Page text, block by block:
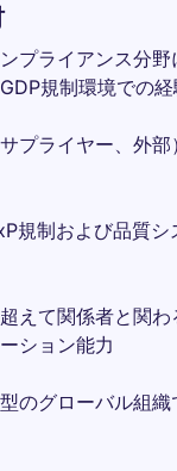
プライアンス分野
規制環境での経
プライヤー、外
規制および品質
えて関係者と関
ション能力
のグローバル組